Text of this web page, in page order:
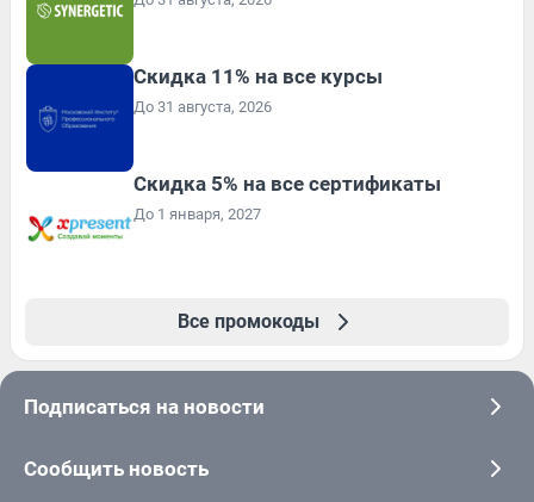
Скидка 11% на все курсы
До 31 августа, 2026
Скидка 5% на все сертификаты
До 1 января, 2027
Все промокоды
Подписаться на новости
Сообщить новость